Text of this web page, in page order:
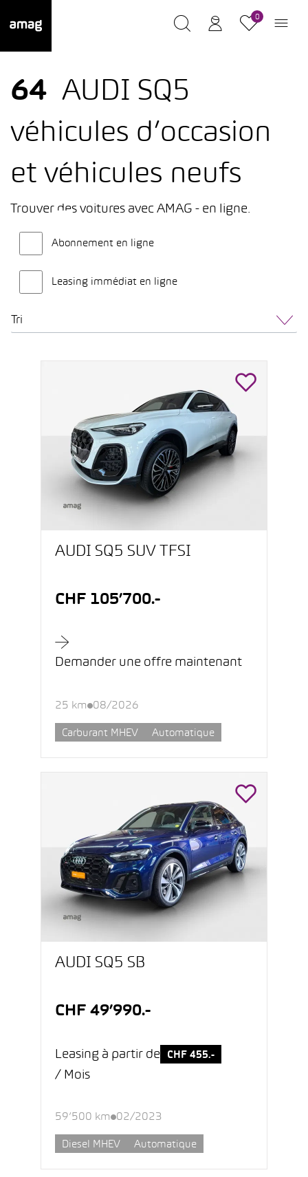
0
64 AUDI SQ5
véhicules d’occasion
et véhicules neufs
Trouver des voitures avec AMAG - en ligne.
Abonnement en ligne
Leasing immédiat en ligne
Tri
AUDI SQ5 SUV TFSI
CHF 105’700.-
Demander une offre maintenant
25 km 08/2026
Carburant MHEV Automatique
AUDI SQ5 SB
CHF 49’990.-
Leasing à partir de CHF 455.-
/ Mois
59’500 km 02/2023
Diesel MHEV Automatique